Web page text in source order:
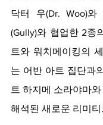
닥터 우(Dr. Woo)와
(Gully)와 협업한 2종
트와 워치메이킹의
는 어반 아트 집단과
트 하지메 소라야마
해석된 새로운 리미